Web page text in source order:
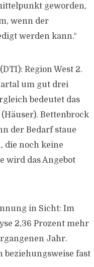
geworden,
wenn der
werden kann.“
Region West 2.
um gut drei
bedeutet das
Bettenbrock
der Bedarf staue
die noch keine
wird das Angebot
in Sicht: Im
2,36 Prozent mehr
Jahr.
beziehungsweise fast